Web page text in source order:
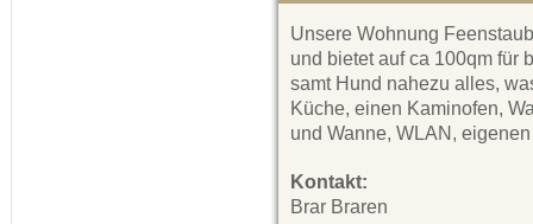
Unsere Wohnung
und bietet auf ca 100qm für
samt Hund nahezu alles,
Küche, einen Kaminofen,
und Wanne, WLAN,
Kontakt:
Brar Braren